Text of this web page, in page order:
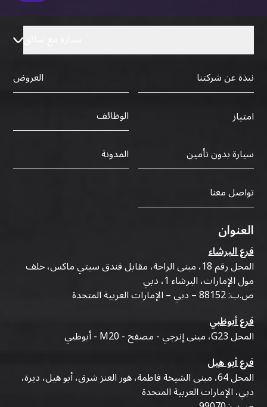
نبذة عن شركتنا
العروض
امتياز
الوظائف
سيارة بدون تأمين
المدونة
تواصل معنا
العنوان
فرع البرشاء
المحل رقم 18، مبنى الراحة، مقابل فندق سيتي ماكس، خلف
مول الإمارات، البرشاء 1، دبي
ص.ب: 88152 – دبي – الإمارات العربية المتحدة
فرع أبوظبي
المحل G23، مبنى إنرجي - مصفح - M20 - أبوظبي
فرع أبو هيل
المحل 64، مبنى الشيخة فاطمة، هور العنز شرق، أبو هيل، ديرة،
دبي، الإمارات العربية المتحدة